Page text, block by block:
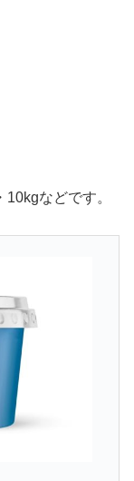
などです。